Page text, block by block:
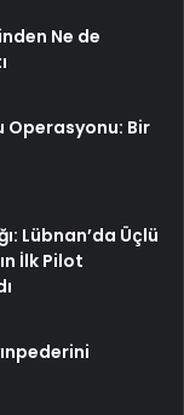
Ne de
Operasyonu: Bir
Lübnan’da Üçlü
İlk Pilot